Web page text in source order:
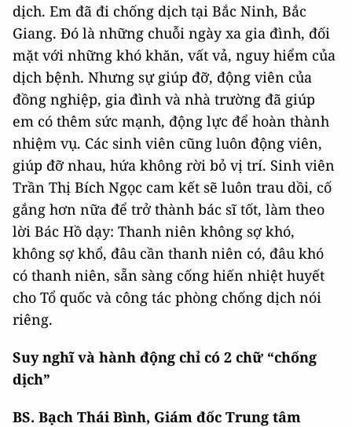
dịch. Em đã đi chống dịch tại Bắc Ninh, Bắc
Giang. Đó là những chuỗi ngày xa gia đình, đối
mặt với những khó khăn, vất vả, nguy hiểm của
dịch bệnh. Nhưng sự giúp đỡ, động viên của
đồng nghiệp, gia đình và nhà trường đã giúp
em có thêm sức mạnh, động lực để hoàn thành
nhiệm vụ. Các sinh viên cũng luôn động viên,
giúp đỡ nhau, hứa không rời bỏ vị trí. Sinh viên
Trần Thị Bích Ngọc cam kết sẽ luôn trau dồi, cố
gắng hơn nữa để trở thành bác sĩ tốt, làm theo
lời Bác Hồ dạy: Thanh niên không sợ khó,
không sợ khổ, đâu cần thanh niên có, đâu khó
có thanh niên, sẵn sàng cống hiến nhiệt huyết
cho Tổ quốc và công tác phòng chống dịch nói
riêng.
Suy nghĩ và hành động chỉ có 2 chữ “chống
dịch”
BS. Bạch Thái Bình, Giám đốc Trung tâm